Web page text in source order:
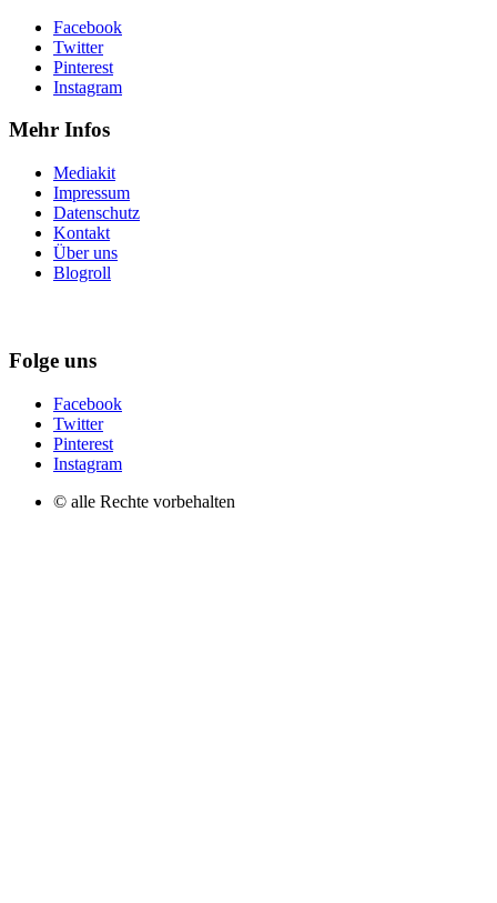
Facebook
Twitter
Pinterest
Instagram
Mehr Infos
Mediakit
Impressum
Datenschutz
Kontakt
Über uns
Blogroll
Folge uns
Facebook
Twitter
Pinterest
Instagram
© alle Rechte vorbehalten